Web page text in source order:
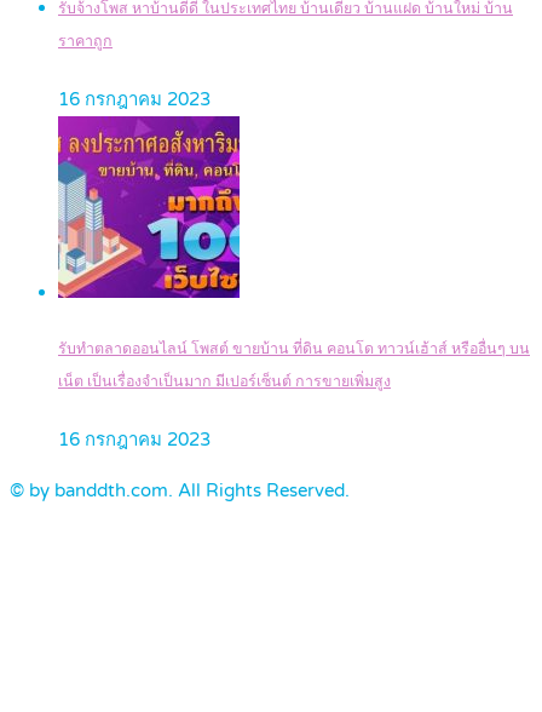
รับจ้างโพส หาบ้านดีดี ในประเทศไทย บ้านเดี่ยว บ้านแฝด บ้านใหม่ บ้าน
ราคาถูก
16 กรกฎาคม 2023
รับทำตลาดออนไลน์ โพสต์ ขายบ้าน ที่ดิน คอนโด ทาวน์เฮ้าส์ หรืออื่นๆ บน
เน็ต เป็นเรื่องจำเป็นมาก มีเปอร์เซ็นต์ การขายเพิ่มสูง
16 กรกฎาคม 2023
© by banddth.com. All Rights Reserved.